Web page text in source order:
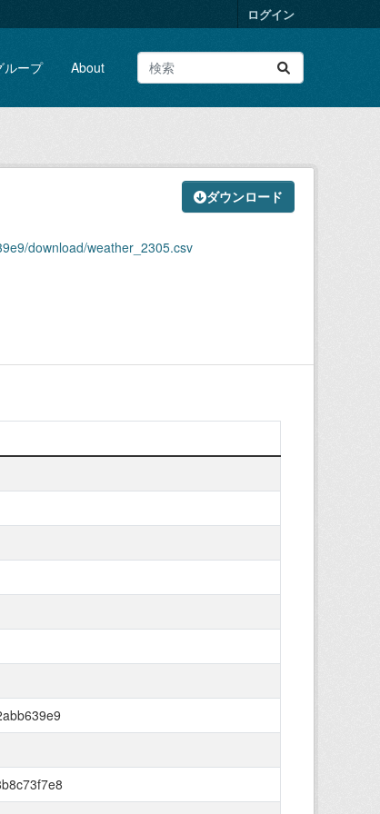
ログイン
ループ About
ダウンロード
download/weather_2305.csv